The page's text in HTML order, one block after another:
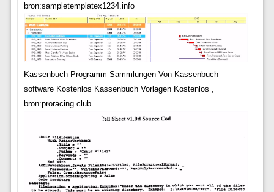
bron:sampletemplatex1234.info
Kassenbuch Programm Sammlungen Von Kassenbuch
software Kostenlos Kassenbuch Vorlagen Kostenlos ,
bron:proracing.club